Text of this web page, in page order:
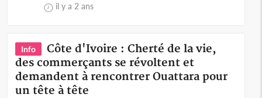
il y a 2 ans
Info
Côte d'Ivoire : Cherté de la vie,
des commerçants se révoltent et
demandent à rencontrer Ouattara pour
un tête à tête